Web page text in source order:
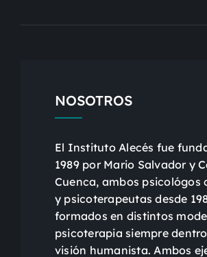
NOSOTROS
El Instituto Alecés fue
1989 por Mario Salvador y
Cuenca, ambos psicológos
y psicoterapeutas desde
formados en distintos
psicoterapia siempre
visión humanista. Ambos